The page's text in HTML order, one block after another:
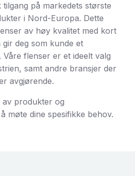
på markedets største
i Nord-Europa. Dette
av høy kvalitet med kort
deg som kunde et
flenser er et ideelt valg
samt andre bransjer der
avgjørende.
produkter og
møte dine spesifikke behov.